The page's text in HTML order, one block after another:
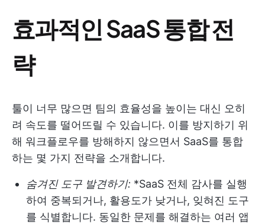
효과적인 SaaS 통합 전
략
툴이 너무 많으면 팀의 효율성을 높이는 대신 오히
려 속도를 떨어뜨릴 수 있습니다. 이를 방지하기 위
해 워크플로우를 방해하지 않으면서 SaaS를 통합
하는 몇 가지 전략을 소개합니다.
숨겨진 도구 발견하기: *SaaS 전체 감사를 실행
하여 중복되거나, 활용도가 낮거나, 잊혀진 도구
를 식별합니다. 동일한 문제를 해결하는 여러 앱